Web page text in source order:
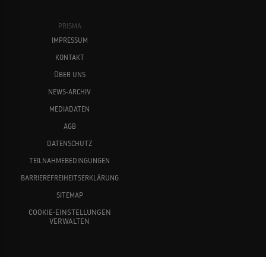
PRISMA
IMPRESSUM
KONTAKT
ÜBER UNS
NEWS-ARCHIV
MEDIADATEN
AGB
DATENSCHUTZ
TEILNAHMEBEDINGUNGEN
BARRIEREFREIHEITSERKLÄRUNG
SITEMAP
COOKIE-EINSTELLUNGEN
VERWALTEN